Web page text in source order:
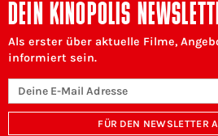
DEIN KINOPOLIS
Als erster über aktuelle Filme,
informiert sein.
FÜR DEN NEWSLETTER